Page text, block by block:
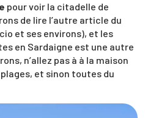
pour voir la citadelle de
de lire l’autre article du
et ses environs), et les
en Sardaigne est une autre
n’allez pas à à la maison
et sinon toutes du